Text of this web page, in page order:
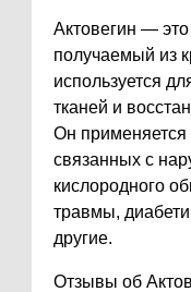
Актовегин —
получаемый из
используется
тканей и
Он применяется
связанных с
кислородного
травмы,
другие.
Отзывы об